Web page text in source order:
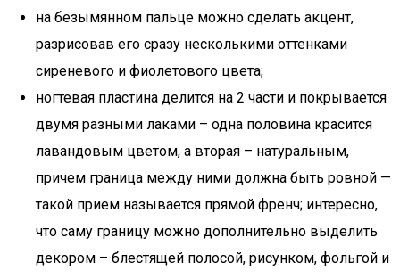
на безымянном пальце можно сделать акцент,
разрисовав его сразу несколькими оттенками
сиреневого и фиолетового цвета;
ногтевая пластина делится на 2 части и покрывается
двумя разными лаками – одна половина красится
лавандовым цветом, а вторая – натуральным,
причем граница между ними должна быть ровной —
такой прием называется прямой френч; интересно,
что саму границу можно дополнительно выделить
декором – блестящей полосой, рисунком, фольгой и